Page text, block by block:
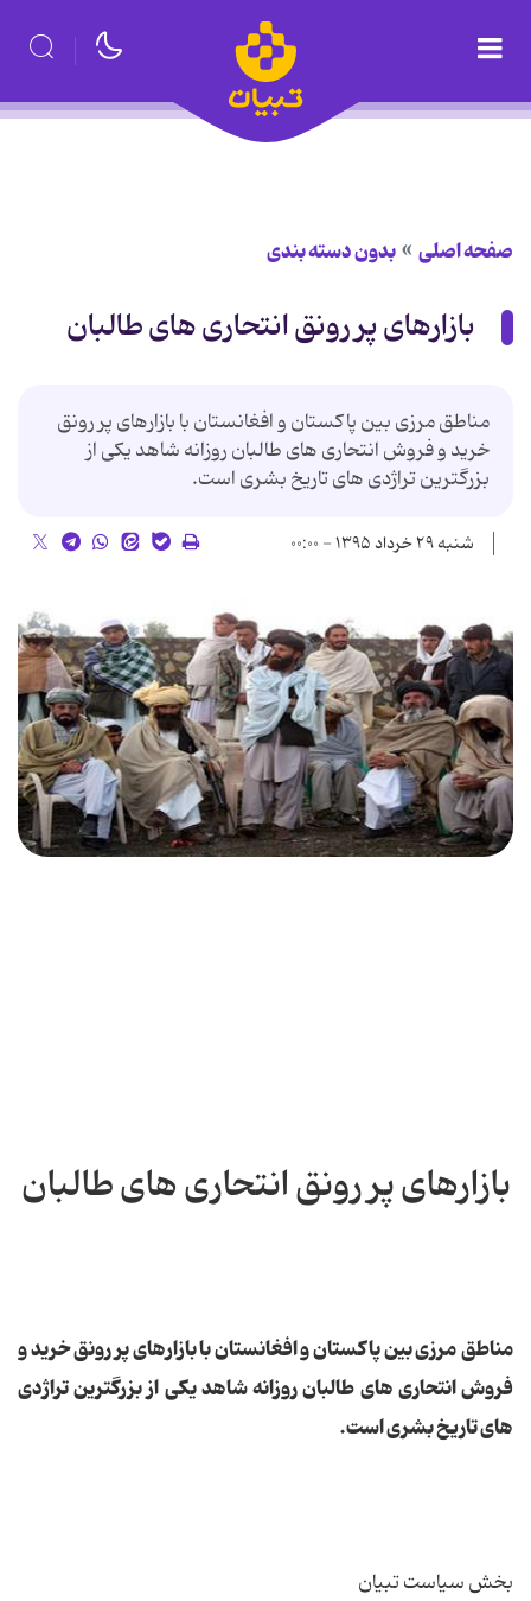
صفحه اصلی بدون دسته بندی
بازارهای پر رونق انتحاری های طالبان
مناطق مرزی بین پاکستان و افغانستان با بازارهای پر رونق
خرید و فروش انتحاری های طالبان روزانه شاهد یکی از
بزرگترین تراژدی های تاریخ بشری است.
شنبه ۲۹ خرداد ۱۳۹۵ - ۰۰:۰۰
بازارهای پر رونق انتحاری های طالبان
مناطق مرزی بین پاکستان و افغانستان با بازارهای پر رونق خرید و
فروش انتحاری های طالبان روزانه شاهد یکی از بزرگترین تراژدی
های تاریخ بشری است.
بخش سیاست تبیان